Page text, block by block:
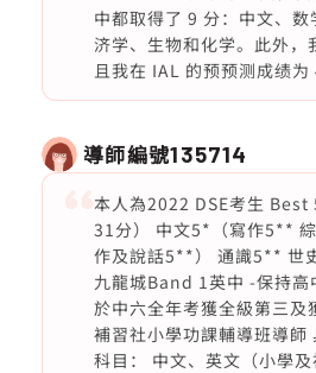
中都取得了 9 分：中文、
济学、生物和化学。此外
且我在 IAL 的预预测成绩为
導師編號135714
本人為2022 DSE考生 Best
31分） 中文5*（寫作5**
作及說話5**） 通識5** 世
九龍城Band 1英中 -保持高
於中六全年考獲全級第三及
補習社小學功課輔導班導師
科目： 中文、英文（小學